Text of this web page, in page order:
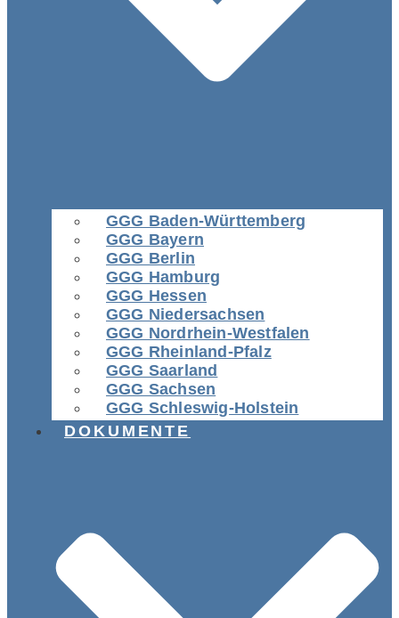
GGG Baden-Württemberg
GGG Bayern
GGG Berlin
GGG Hamburg
GGG Hessen
GGG Niedersachsen
GGG Nordrhein-Westfalen
GGG Rheinland-Pfalz
GGG Saarland
GGG Sachsen
GGG Schleswig-Holstein
DOKUMENTE